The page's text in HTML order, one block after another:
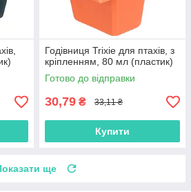
Годівниця Trixie для птахів, з
кріпленням, 80 мл (пластик)
Готово до відправки
30,79 ₴ 33,11 ₴
Купити
ще